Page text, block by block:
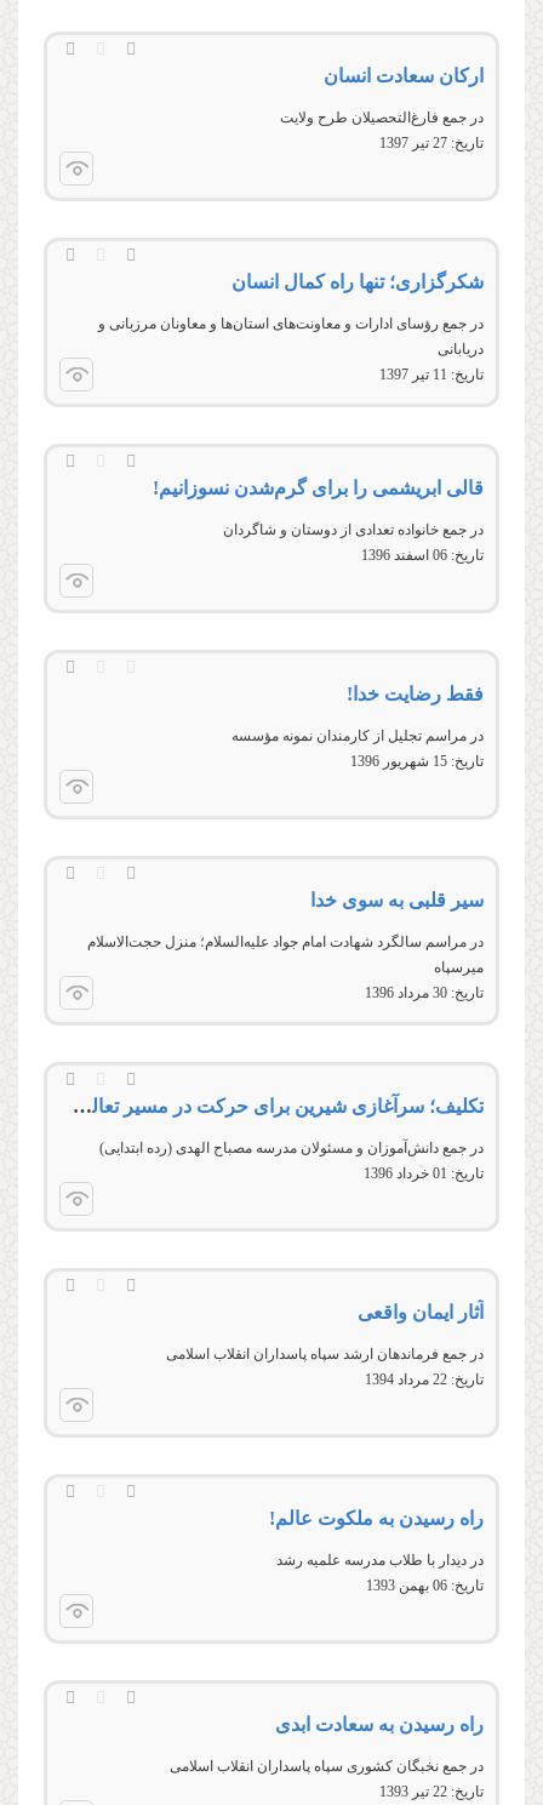
ارکان سعادت انسان
در جمع فارغ‌التحصیلان طرح ولایت
تاریخ: 27 تير 1397
شکرگزاری؛ تنها راه کمال انسان
در جمع رؤسای ادارات و معاونت‌های استان‌ها و معاونان مرزبانی و
دريابانی
تاریخ: 11 تير 1397
قالی ابریشمی را برای گرم‌شدن نسوزانیم!
در جمع خانواده تعدادی از دوستان و شاگردان
تاریخ: 06 اسفند 1396
فقط رضایت خدا!
در مراسم تجلیل از کارمندان نمونه مؤسسه
تاریخ: 15 شهريور 1396
سیر قلبی به سوی خدا
در مراسم سالگرد شهادت امام جواد علیه‌السلام؛ منزل حجت‌الاسلام
میرسپاه
تاریخ: 30 مرداد 1396
تكلیف؛ سرآغازی شیرین برای حركت در مسیر تعالی و معنویت
در جمع دانش‌آموزان و مسئولان مدرسه مصباح الهدی (رده ابتدايی)
تاریخ: 01 خرداد 1396
آثار ایمان واقعی
در جمع فرماندهان ارشد سپاه پاسداران انقلاب اسلامی
تاریخ: 22 مرداد 1394
راه رسیدن به ملکوت عالم!
در ديدار با طلاب مدرسه علمیه رشد
تاریخ: 06 بهمن 1393
راه رسیدن به سعادت ابدی
در جمع نخبگان کشوری سپاه پاسداران انقلاب اسلامی
تاریخ: 22 تير 1393